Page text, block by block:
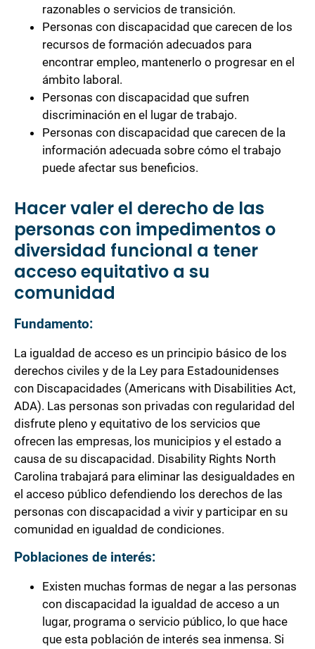
razonables o servicios de transición.
Personas con discapacidad que carecen de los
recursos de formación adecuados para
encontrar empleo, mantenerlo o progresar en el
ámbito laboral.
Personas con discapacidad que sufren
discriminación en el lugar de trabajo.
Personas con discapacidad que carecen de la
información adecuada sobre cómo el trabajo
puede afectar sus beneficios.
Hacer valer el derecho de las
personas con impedimentos o
diversidad funcional a tener
acceso equitativo a su
comunidad
Fundamento:
La igualdad de acceso es un principio básico de los
derechos civiles y de la Ley para Estadounidenses
con Discapacidades (Americans with Disabilities Act,
ADA). Las personas son privadas con regularidad del
disfrute pleno y equitativo de los servicios que
ofrecen las empresas, los municipios y el estado a
causa de su discapacidad. Disability Rights North
Carolina trabajará para eliminar las desigualdades en
el acceso público defendiendo los derechos de las
personas con discapacidad a vivir y participar en su
comunidad en igualdad de condiciones.
Poblaciones de interés:
Existen muchas formas de negar a las personas
con discapacidad la igualdad de acceso a un
lugar, programa o servicio público, lo que hace
que esta población de interés sea inmensa. Si